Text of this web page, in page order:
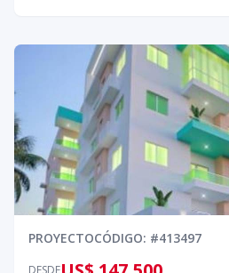
PROYECTOCÓDIGO: #413497
DESDE